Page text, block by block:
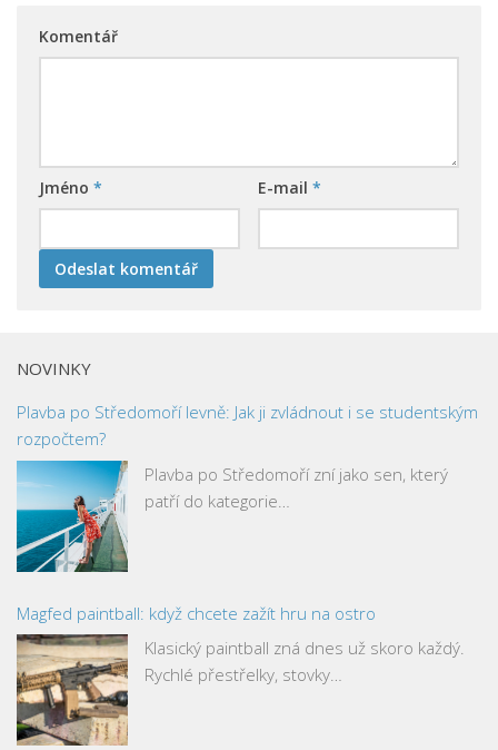
Komentář
Jméno * E-mail *
NOVINKY
Plavba po Středomoří levně: Jak ji zvládnout i se studentským
rozpočtem?
Plavba po Středomoří zní jako sen, který
patří do kategorie…
Magfed paintball: když chcete zažít hru na ostro
Klasický paintball zná dnes už skoro každý.
Rychlé přestřelky, stovky…